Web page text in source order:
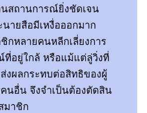
สถานการณ์ยิ่งชัดเจน
นายสือมีเหงื่อออกมาก
กหลายคนหลีกเลี่ยงการ
อยู่ใกล้ หรือแม้แต่ลู่วิ่งที่
งผลกระทบต่อสิทธิของผู้
นอื่น จึงจำเป็นต้องตัดสิน
มาชิก